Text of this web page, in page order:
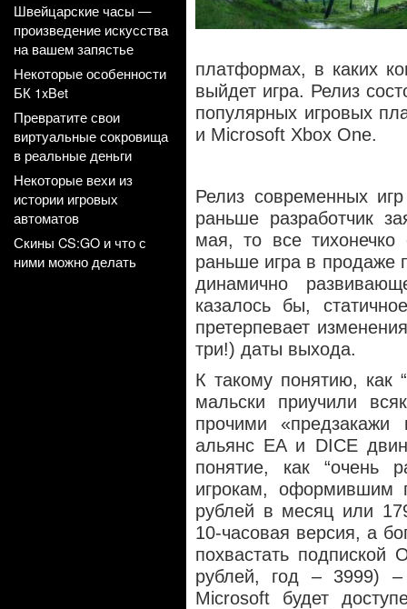
Швейцарские часы —
произведение искусства
на вашем запястье
Некоторые особенности
БК 1xBet
Превратите свои
виртуальные сокровища
в реальные деньги
Некоторые вехи из
истории игровых
автоматов
Скины CS:GO и что с
ними можно делать
платформах, в каких
выйдет игра. Релиз
популярных игровых
и Microsoft Xbox One.
Релиз современных
раньше разработчик
мая, то все
раньше игра в продаже
динамично
казалось бы,
претерпевает
три!) даты выхода.
К такому понятию, как
мальски приучили
прочими
альянс EA и DICE
понятие, как “очень
игрокам, оформившим
рублей в месяц или
10-часовая версия, а
похвастать
рублей, год – 3999)
Microsoft будет